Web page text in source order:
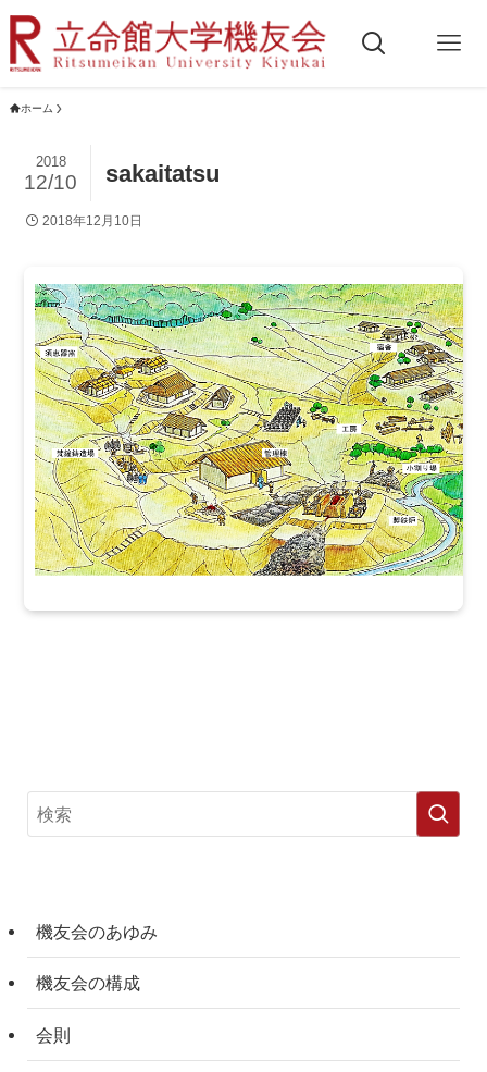
ホーム
sakaitatsu
2018
12/10
2018年12月10日
機友会のあゆみ
機友会の構成
会則